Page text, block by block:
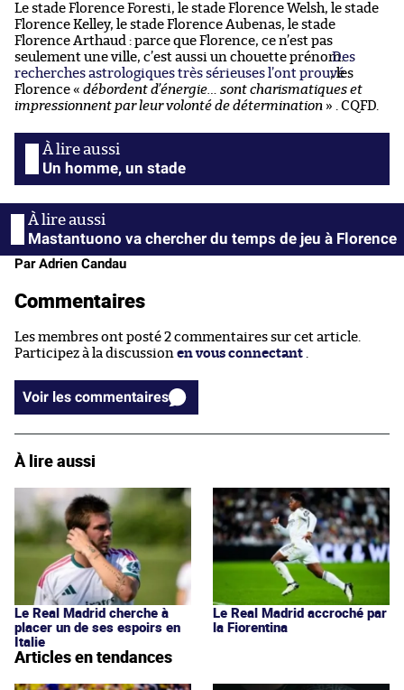
Le stade Florence Foresti, le stade Florence Welsh, le stade
Florence Kelley, le stade Florence Aubenas, le stade
Florence Arthaud : parce que Florence, ce n’est pas
seulement une ville, c’est aussi un chouette prénom.
Des
recherches astrologiques très sérieuses l’ont prouvé
, les
Florence « débordent d’énergie… sont charismatiques et
impressionnent par leur volonté de détermination » . CQFD.
Un homme, un stade
Mastantuono va chercher du temps de jeu à Florence
Par Adrien Candau
Commentaires
Les membres ont posté 2 commentaires sur cet article.
Participez à la discussion en vous connectant
Voir les commentaires
À lire aussi
Le Real Madrid cherche à
placer un de ses espoirs en
Italie
Le Real Madrid accroché par
la Fiorentina
Articles en tendances